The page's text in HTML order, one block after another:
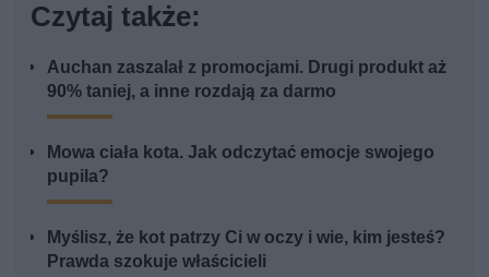
Czytaj także:
Auchan zaszalał z promocjami. Drugi produkt aż
90% taniej, a inne rozdają za darmo
Mowa ciała kota. Jak odczytać emocje swojego
pupila?
Myślisz, że kot patrzy Ci w oczy i wie, kim jesteś?
Prawda szokuje właścicieli